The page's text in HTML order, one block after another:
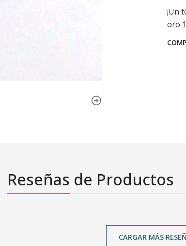
¡Un
oro
Reseñas de Productos
CARGAR MÁS